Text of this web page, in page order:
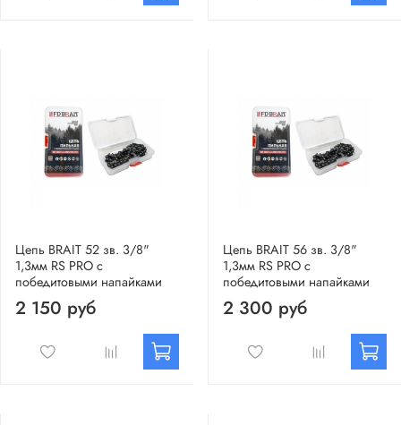
Цепь BRAIT 52 зв. 3/8"
1,3мм RS PRO с
победитовыми напайками
2 150 руб
Цепь BRAIT 56 зв. 3/8"
1,3мм RS PRO с
победитовыми напайками
2 300 руб